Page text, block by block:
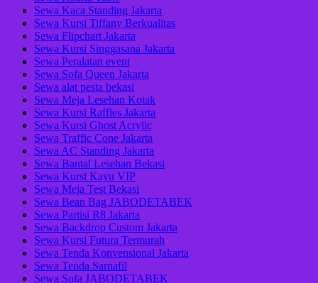
Sewa Kaca Standing Jakarta
Sewa Kursi Tiffany Berkualitas
Sewa Flipchart Jakarta
Sewa Kursi Singgasana Jakarta
Sewa Peralatan event
Sewa Sofa Queen Jakarta
Sewa alat pesta bekasi
Sewa Meja Lesehan Kotak
Sewa Kursi Raffles Jakarta
Sewa Kursi Ghost Acrylic
Sewa Traffic Cone Jakarta
Sewa AC Standing Jakarta
Sewa Bantal Lesehan Bekasi
Sewa Kursi Kayu VIP
Sewa Meja Test Bekasi
Sewa Bean Bag JABODETABEK
Sewa Partisi R8 Jakarta
Sewa Backdrop Custom Jakarta
Sewa Kursi Futura Termurah
Sewa Tenda Konvensional Jakarta
Sewa Tenda Sarnafil
Sewa Sofa JABODETABEK